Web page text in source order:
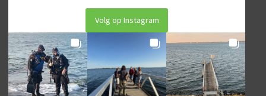
Volg op Instagram